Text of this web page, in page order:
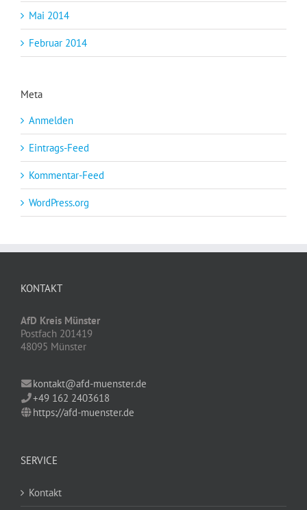
Mai 2014
Februar 2014
Meta
Anmelden
Eintrags-Feed
Kommentar-Feed
WordPress.org
KONTAKT
AfD Kreis Münster
Postfach 201419
48095 Münster
kontakt@afd-muenster.de
+49 162 2403618
https://afd-muenster.de
SERVICE
Kontakt